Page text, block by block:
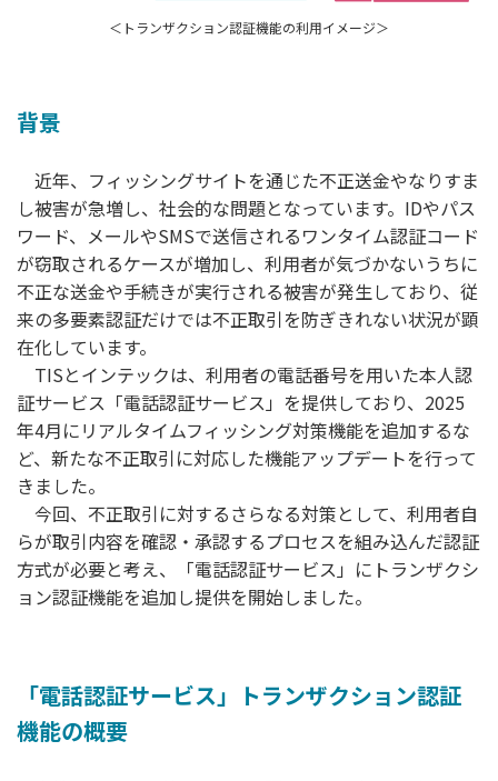
＜トランザクション認証機能の利用イメージ＞
背景
近年、フィッシングサイトを通じた不正送金やなりすま
し被害が急増し、社会的な問題となっています。IDやパス
ワード、メールやSMSで送信されるワンタイム認証コード
が窃取されるケースが増加し、利用者が気づかないうちに
不正な送金や手続きが実行される被害が発生しており、従
来の多要素認証だけでは不正取引を防ぎきれない状況が顕
在化しています。
TISとインテックは、利用者の電話番号を用いた本人認
証サービス「電話認証サービス」を提供しており、2025
年4月にリアルタイムフィッシング対策機能を追加するな
ど、新たな不正取引に対応した機能アップデートを行って
きました。
今回、不正取引に対するさらなる対策として、利用者自
らが取引内容を確認・承認するプロセスを組み込んだ認証
方式が必要と考え、「電話認証サービス」にトランザクシ
ョン認証機能を追加し提供を開始しました。
「電話認証サービス」トランザクション認証
機能の概要